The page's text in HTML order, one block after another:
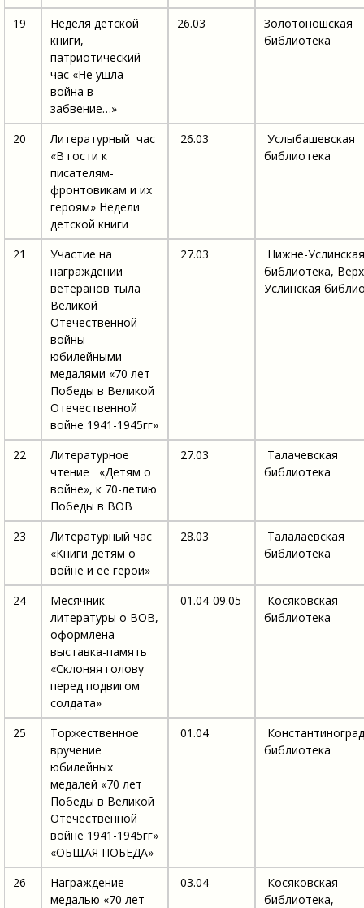
19
Неделя детской
книги,
патриотический
час «Не ушла
война в
забвение…»
26.03
Золотоношская
библиотека
20
Литературный час
«В гости к
писателям-
фронтовикам и их
героям» Недели
детской книги
26.03
Услыбашевская
библиотека
21
Участие на
награждении
ветеранов тыла
Великой
Отечественной
войны
юбилейными
медалями «70 лет
Победы в Великой
Отечественной
войне 1941-1945гг»
27.03
Нижне-Услинская
библиотека,
Услинская
22
Литературное
чтение «Детям о
войне», к 70-летию
Победы в ВОВ
27.03
Талачевская
библиотека
23
Литературный час
«Книги детям о
войне и ее герои»
28.03
Талалаевская
библиотека
24
Месячник
литературы о ВОВ,
оформлена
выставка-память
«Склоняя голову
перед подвигом
солдата»
01.04-09.05
Косяковская
библиотека
25
Торжественное
вручение
юбилейных
медалей «70 лет
Победы в Великой
Отечественной
войне 1941-1945гг»
«ОБЩАЯ ПОБЕДА»
01.04
библиотека
26
Награждение
медалью «70 лет
03.04
Косяковская
библиотека,